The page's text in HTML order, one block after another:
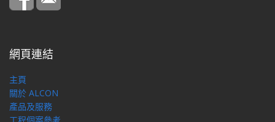
網頁連結
主頁
關於 ALCON
產品及服務